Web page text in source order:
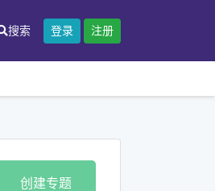
搜索 登录 注册
创建专题